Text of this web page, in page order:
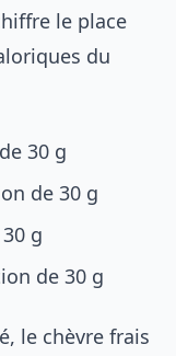
le place
du
30 g
de 30 g
g
de 30 g
le chèvre frais